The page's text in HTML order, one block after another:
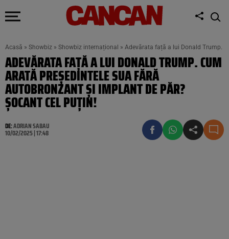
Acasă » Showbiz » Showbiz internațional » Adevărata față a lui Donald Trump.
ADEVĂRATA FAȚĂ A LUI DONALD TRUMP. CUM
ARATĂ PREȘEDINTELE SUA FĂRĂ
AUTOBRONZANT ȘI IMPLANT DE PĂR?
ȘOCANT CEL PUȚIN!
DE:ADRIAN SABAU
10/02/2025 | 17:48